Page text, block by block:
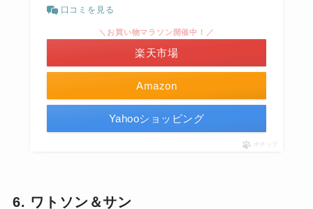
口コミを見る
Amazon
＼お買い物マラソン開催中！／
楽天市場
Yahooショッピング
ポチップ
6. ワトソン＆サン